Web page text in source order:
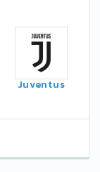
Juventus